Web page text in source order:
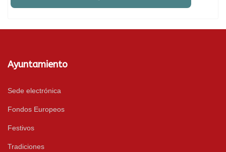
Ayuntamiento
Sede electrónica
Fondos Europeos
Festivos
Tradiciones